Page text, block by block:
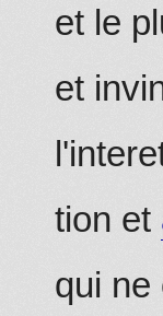
et le
et
tion et
qui ne